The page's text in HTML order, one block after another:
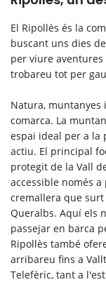
El Ripollès és la
buscant uns dies
per viure aventures
trobareu tot per
Natura, muntanyes
comarca. La
espai ideal per a la
actiu. El principal
protegit de la Vall
accessible només
cremallera que surt
Queralbs. Aquí els
passejar en barca
Ripollès també
arribareu fins a
Telefèric, tant a